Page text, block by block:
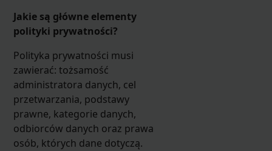
Jakie są główne elementy
polityki prywatności?
Polityka prywatności musi
zawierać: tożsamość
administratora danych, cel
przetwarzania, podstawy
prawne, kategorie danych,
odbiorców danych oraz prawa
osób, których dane dotyczą.